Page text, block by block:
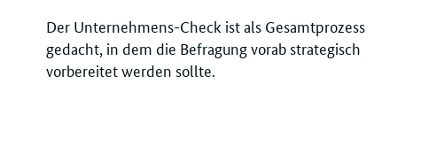
Der Unternehmens-Check ist als Gesamtprozess
gedacht, in dem die Befragung vorab strategisch
vorbereitet werden sollte.